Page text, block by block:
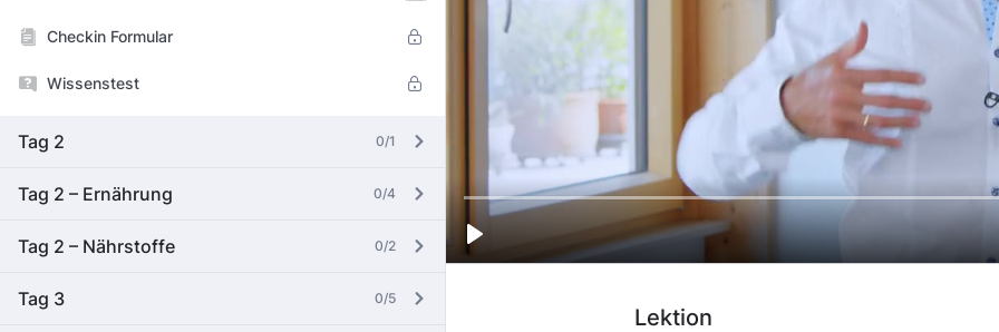
Checkin Formular
Wissenstest
Tag 2 0/1
Tag 2 – Ernährung 0/4
Tag 2 – Nährstoffe 0/2
Tag 3 0/5
Lektion